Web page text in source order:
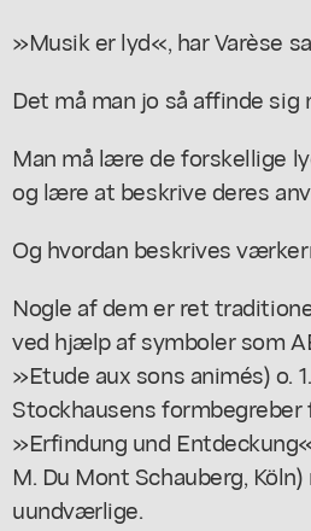
»Musik er lyd«, har Varèse
Det må man jo så affinde sig
Man må lære de forskellige
og lære at beskrive deres
Og hvordan beskrives
Nogle af dem er ret
ved hjælp af symboler som
»Etude aux sons animés) o.
Stockhausens formbegreber
»Erfindung und
M. Du Mont Schauberg,
uundværlige.